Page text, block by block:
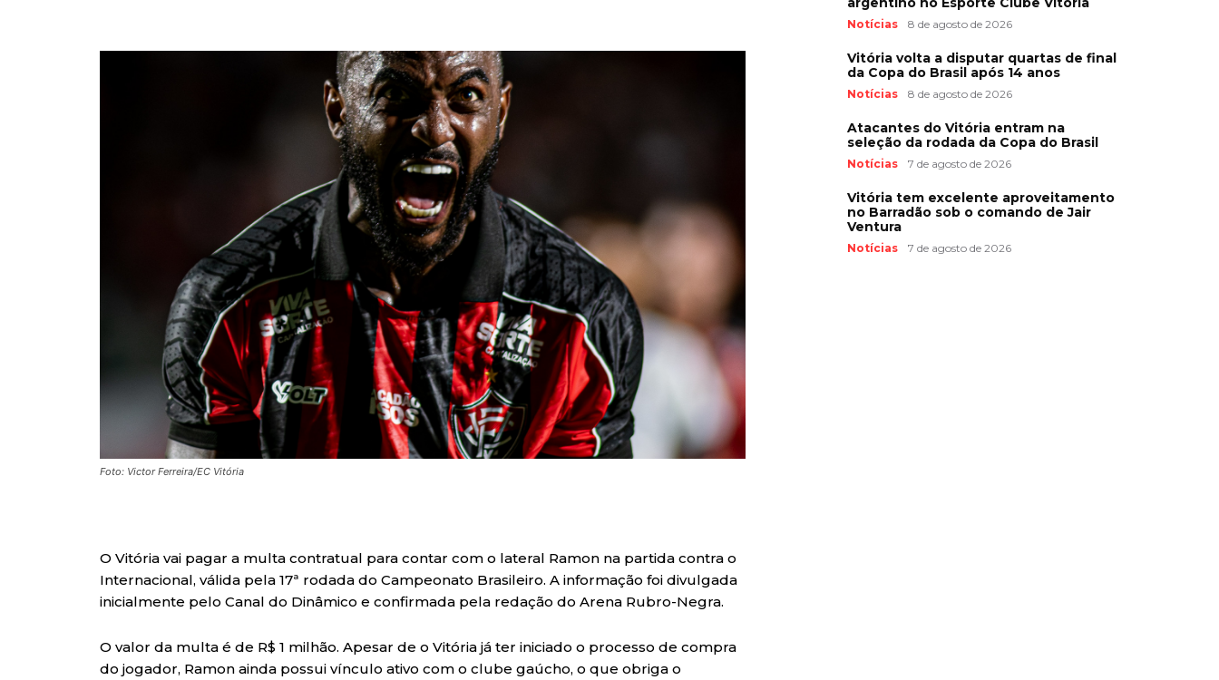
Foto: Victor Ferreira/EC Vitória
O Vitória vai pagar a multa contratual para contar com o lateral Ramon na partida contra o
Internacional, válida pela 17ª rodada do Campeonato Brasileiro. A informação foi divulgada
inicialmente pelo Canal do Dinâmico e confirmada pela redação do Arena Rubro-Negra.
O valor da multa é de R$ 1 milhão. Apesar de o Vitória já ter iniciado o processo de compra
do jogador, Ramon ainda possui vínculo ativo com o clube gaúcho, o que obriga o
Notícias 8 de agosto de 2026
Vitória volta a disputar quartas de final
da Copa do Brasil após 14 anos
Notícias 8 de agosto de 2026
Atacantes do Vitória entram na
seleção da rodada da Copa do Brasil
Notícias 7 de agosto de 2026
Vitória tem excelente aproveitamento
no Barradão sob o comando de Jair
Ventura
Notícias 7 de agosto de 2026